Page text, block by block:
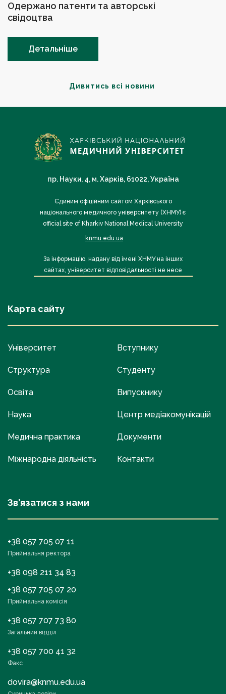
Дивитись всі новини
Одержано патенти та авторські
свідоцтва
Детальніше
пр. Науки, 4, м. Харків, 61022, Україна
Єдиним офіційним сайтом Харківського
національного медичного університету (ХНМУ) є
official site of Kharkiv National Medical University
knmu.edu.ua
За інформацію, надану від імені ХНМУ на інших
сайтах, університет відповідальності не несе
Карта сайту
Університет
Структура
Освіта
Наука
Медична практика
Міжнародна діяльність
Вступнику
Студенту
Випускнику
Центр медіакомунікацій
Документи
Контакти
Зв’язатися з нами
+38 057 705 07 11
Приймальня ректора
+38 098 211 34 83
+38 057 705 07 20
Приймальна комісія
+38 057 707 73 80
Загальний відділ
+38 057 700 41 32
Факс
dovira@knmu.edu.ua